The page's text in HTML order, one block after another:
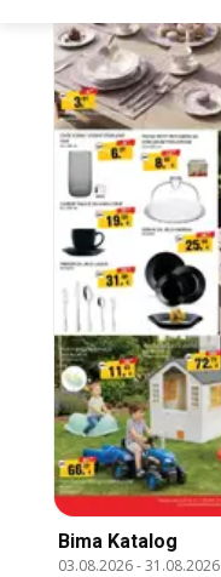
Bima Katalog
03.08.2026-31.08.2026